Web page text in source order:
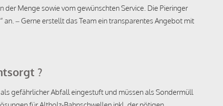
Menge sowie vom gewünschten Service. Die Pieringer
– Gerne erstellt das Team ein transparentes Angebot mit
?
gefährlicher Abfall eingestuft und müssen als Sondermüll